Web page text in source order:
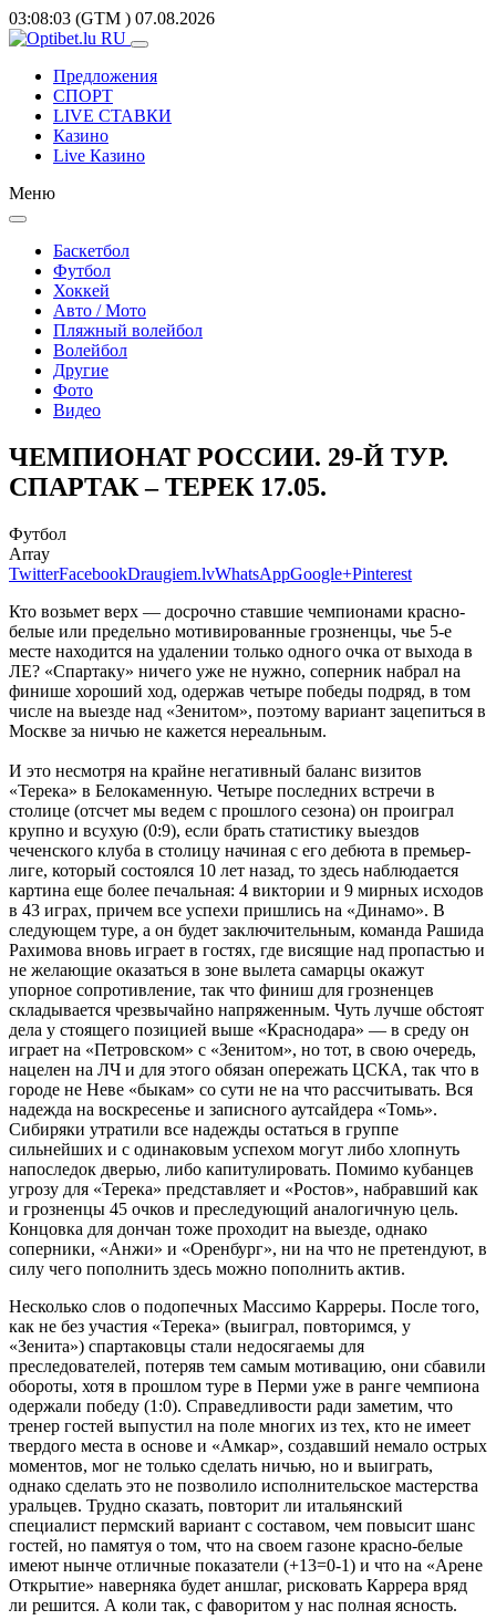
03:08:03 (GTM ) 07.08.2026
Предложения
СПОРТ
LIVE СТАВКИ
Казино
Live Казино
Меню
Баскетбол
Футбол
Хоккей
Авто / Мото
Пляжный волейбол
Волейбол
Другие
Фото
Видео
ЧЕМПИОНАТ РОССИИ. 29-Й ТУР.
СПАРТАК – ТЕРЕК 17.05.
Футбол
Array
TwitterFacebookDraugiem.lvWhatsAppGoogle+Pinterest
Кто возьмет верх — досрочно ставшие чемпионами красно-
белые или предельно мотивированные грозненцы, чье 5-е
месте находится на удалении только одного очка от выхода в
ЛЕ? «Спартаку» ничего уже не нужно, соперник набрал на
финише хороший ход, одержав четыре победы подряд, в том
числе на выезде над «Зенитом», поэтому вариант зацепиться в
Москве за ничью не кажется нереальным.
И это несмотря на крайне негативный баланс визитов
«Терека» в Белокаменную. Четыре последних встречи в
столице (отсчет мы ведем с прошлого сезона) он проиграл
крупно и всухую (0:9), если брать статистику выездов
чеченского клуба в столицу начиная с его дебюта в премьер-
лиге, который состоялся 10 лет назад, то здесь наблюдается
картина еще более печальная: 4 виктории и 9 мирных исходов
в 43 играх, причем все успехи пришлись на «Динамо». В
следующем туре, а он будет заключительным, команда Рашида
Рахимова вновь играет в гостях, где висящие над пропастью и
не желающие оказаться в зоне вылета самарцы окажут
упорное сопротивление, так что финиш для грозненцев
складывается чрезвычайно напряженным. Чуть лучше обстоят
дела у стоящего позицией выше «Краснодара» — в среду он
играет на «Петровском» с «Зенитом», но тот, в свою очередь,
нацелен на ЛЧ и для этого обязан опережать ЦСКА, так что в
городе не Неве «быкам» со сути не на что рассчитывать. Вся
надежда на воскресенье и записного аутсайдера «Томь».
Сибиряки утратили все надежды остаться в группе
сильнейших и с одинаковым успехом могут либо хлопнуть
напоследок дверью, либо капитулировать. Помимо кубанцев
угрозу для «Терека» представляет и «Ростов», набравший как
и грозненцы 45 очков и преследующий аналогичную цель.
Концовка для дончан тоже проходит на выезде, однако
соперники, «Анжи» и «Оренбург», ни на что не претендуют, в
силу чего пополнить здесь можно пополнить актив.
Несколько слов о подопечных Массимо Карреры. После того,
как не без участия «Терека» (выиграл, повторимся, у
«Зенита») спартаковцы стали недосягаемы для
преследователей, потеряв тем самым мотивацию, они сбавили
обороты, хотя в прошлом туре в Перми уже в ранге чемпиона
одержали победу (1:0). Справедливости ради заметим, что
тренер гостей выпустил на поле многих из тех, кто не имеет
твердого места в основе и «Амкар», создавший немало острых
моментов, мог не только сделать ничью, но и выиграть,
однако сделать это не позволило исполнительское мастерства
уральцев. Трудно сказать, повторит ли итальянский
специалист пермский вариант с составом, чем повысит шанс
гостей, но памятуя о том, что на своем газоне красно-белые
имеют нынче отличные показатели (+13=0-1) и что на «Арене
Открытие» наверняка будет аншлаг, рисковать Каррера вряд
ли решится. А коли так, с фаворитом у нас полная ясность.